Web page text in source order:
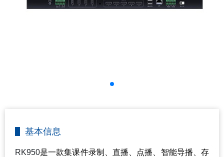
基本信息
RK950是一款集课件录制、直播、点播、智能导播、存